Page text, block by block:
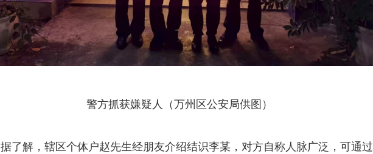
警方抓获嫌疑人（万州区公安局供图）
据了解，辖区个体户赵先生经朋友介绍结识李某，对方自称人脉广泛，可通过